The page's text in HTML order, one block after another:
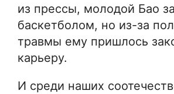
из прессы, молодой Бао
баскетболом, но из-за
травмы ему пришлось
карьеру.
И среди наших